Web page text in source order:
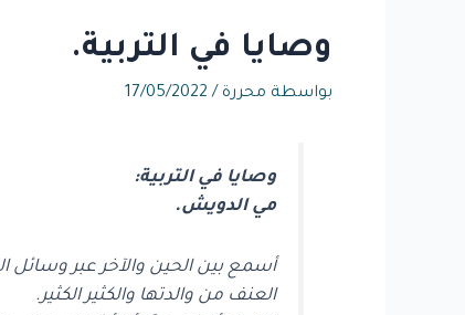
وصايا في التربية.
بواسطة محررة /
17/05/2022
وصايا في التربية:
مي الدويش.
أسمع بين الحين والآخر عبر وسائل
العنف من والدتها والكثير الكثير.